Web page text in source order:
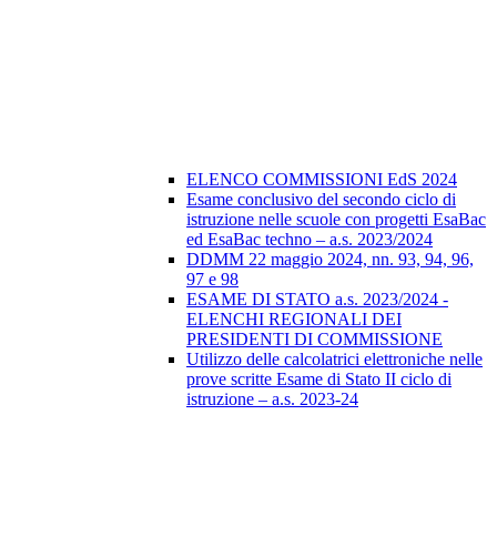
ELENCO COMMISSIONI EdS 2024
Esame conclusivo del secondo ciclo di
istruzione nelle scuole con progetti EsaBac
ed EsaBac techno – a.s. 2023/2024
DDMM 22 maggio 2024, nn. 93, 94, 96,
97 e 98
ESAME DI STATO a.s. 2023/2024 -
ELENCHI REGIONALI DEI
PRESIDENTI DI COMMISSIONE
Utilizzo delle calcolatrici elettroniche nelle
prove scritte Esame di Stato II ciclo di
istruzione – a.s. 2023-24